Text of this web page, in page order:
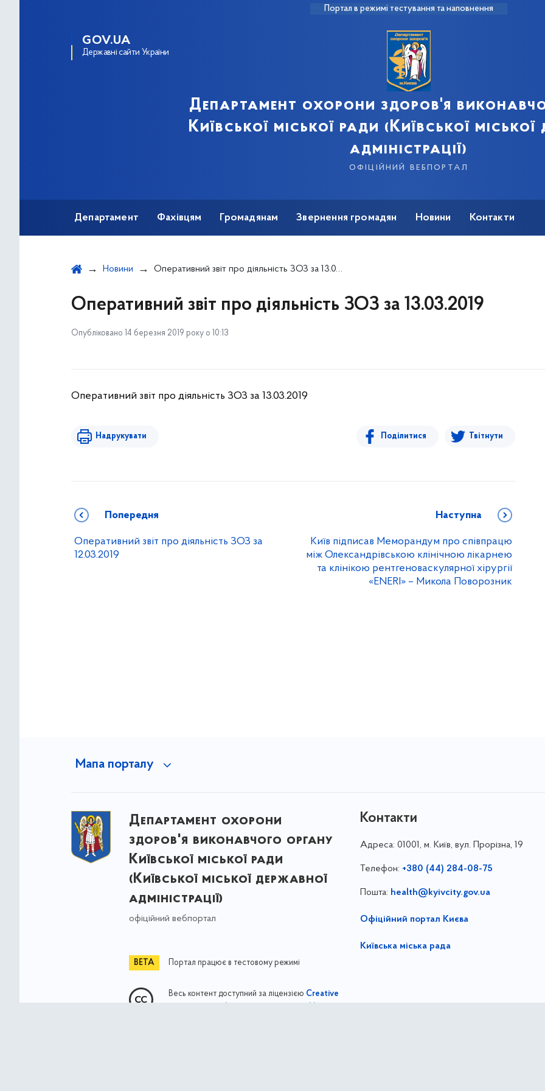
Портал в режимі тестування та наповнення
GOV.UA
Державні сайти України
Департамент охорони здоров'я
Київської міської ради (Київської
адміністрації)
офіційний вебпортал
Департамент Фахівцям Громадянам Звернення громадян Новини Контакти
Новини Оперативний звіт про діяльність ЗОЗ за 13.03.2019
Оперативний звіт про діяльність ЗОЗ за 13.03.2019
Опубліковано 14 березня 2019 року о 10:13
Оперативний звіт про діяльність ЗОЗ за 13.03.2019
Надрукувати Поділитися Твітнути
Попередня
Оперативний звіт про діяльність ЗОЗ за
12.03.2019
Наступна
Київ підписав Меморандум про співпрацю
між Олександрівською клінічною лікарнею
та клінікою рентгеноваскулярної хірургії
«ENERI» – Микола Поворозник
Мапа порталу
Департамент охорони
здоров'я виконавчого органу
Київської міської ради
(Київської міської державної
адміністрації)
офіційний вебпортал
Портал працює в тестовому режимі
Весь контент доступний за ліцензією Creative
Контакти
Адреса: 01001, м. Київ, вул. Прорізна, 19
Телефон: +380 (44) 284-08-75
Пошта: health@kyivcity.gov.ua
Офіційний портал Києва
Київська міська рада